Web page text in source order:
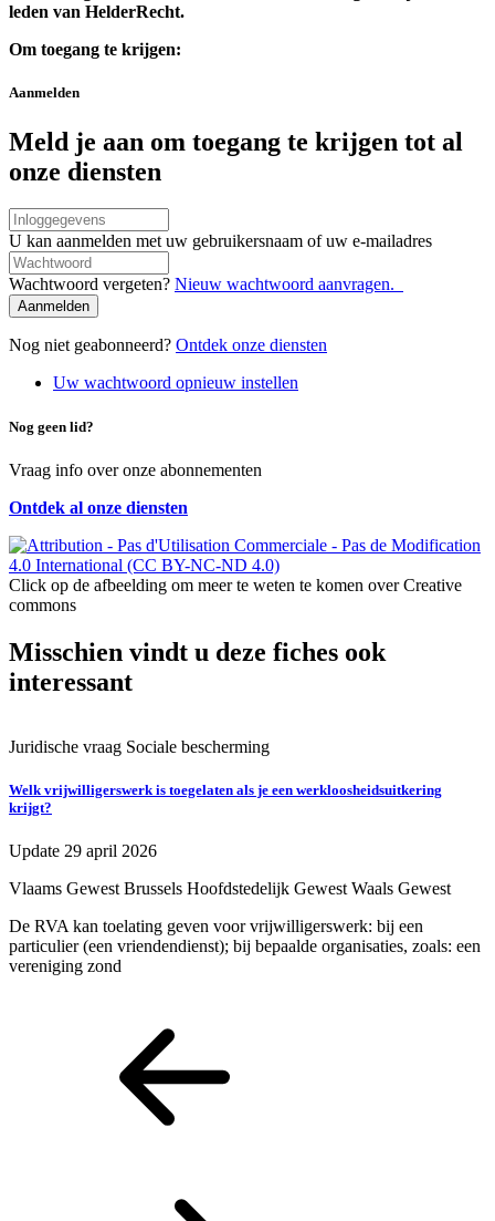
leden van HelderRecht.
Om toegang te krijgen:
Aanmelden
Meld je aan om toegang te krijgen tot al
onze diensten
Connexion
par
nom
d'utilisateur/adresse
e-
mail
U kan aanmelden met uw gebruikersnaam of uw e-mailadres
Wachtwoord
Wachtwoord vergeten? Nieuw wachtwoord aanvragen.
Nog niet geabonneerd? Ontdek onze diensten
Uw wachtwoord opnieuw instellen
Nog geen lid?
Vraag info over onze abonnementen
Ontdek al onze diensten
Click op de afbeelding om meer te weten te komen over Creative
commons
Misschien vindt u deze fiches ook
interessant
Juridische vraag Sociale bescherming
Welk vrijwilligerswerk is toegelaten als je een werkloosheidsuitkering
krijgt?
Update 29 april 2026
Vlaams Gewest Brussels Hoofdstedelijk Gewest Waals Gewest
De RVA kan toelating geven voor vrijwilligerswerk: bij een
particulier (een vriendendienst); bij bepaalde organisaties, zoals: een
vereniging zond